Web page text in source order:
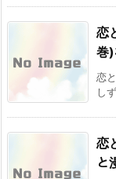
恋
巻)
恋
し
恋
と